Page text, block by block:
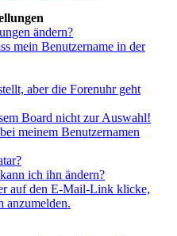
ändern?
mein Benutzername in der
aber die Forenuhr geht
Board nicht zur Auswahl!
meinem Benutzernamen
ich ihn ändern?
auf den E-Mail-Link klicke,
anzumelden.